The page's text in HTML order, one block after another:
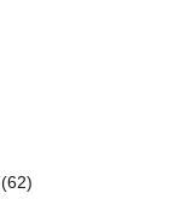
(62)